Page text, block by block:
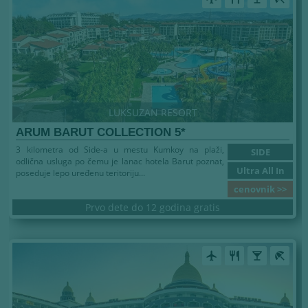
LUKSUZAN RESORT
ARUM BARUT COLLECTION 5*
SIDE
Ultra All In
cenovnik >>
3 kilometra od Side-a u mestu Kumkoy na plaži,
odlična usluga po čemu je lanac hotela Barut poznat,
poseduje lepo uređenu teritoriju...
Prvo dete do 12 godina gratis
airplanemode_active restaurant local_bar beach_access